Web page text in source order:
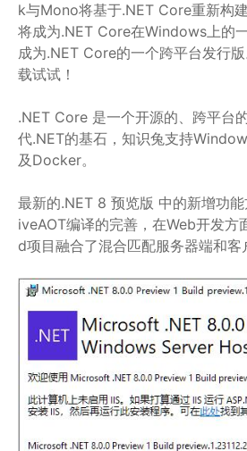
k与Mono将基于.NET Core重新构
将成为.NET Core在Windows上的
成为.NET Core的一个跨平台发行
载试试！
.NET Core 是一个开源的、跨平台
代.NET的基石，知识兔支持
及Docker。
最新的.NET 8 预览版 中的新增功
iveAOT编译的完善，在Web开发
d项目融合了混合匹配服务器端和客